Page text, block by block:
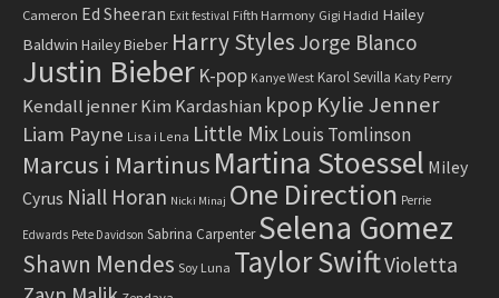
Cameron Ed Sheeran Exit festival Fifth Harmony Gigi Hadid Hailey
Baldwin Hailey Bieber Harry Styles Jorge Blanco
Justin Bieber K-pop Kanye West Karol Sevilla Katy Perry
Kendall jenner Kim Kardashian kpop Kylie Jenner
Liam Payne Lisa i Lena Little MixLouis Tomlinson
Marcus i Martinus Martina Stoessel Miley
Cyrus Niall Horan Nicki Minaj One Direction Perrie
Edwards Pete Davidson Sabrina Carpenter Selena Gomez
Shawn Mendes Soy Luna Taylor SwiftVioletta